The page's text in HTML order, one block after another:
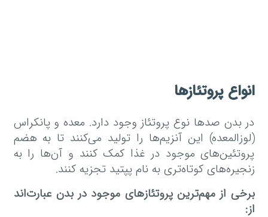
انواع پروتئازها
در بدن صدها نوع پروتئاز وجود دارد. معده و پانکراس
(لوزالمعده) این آنزیم‌ها را تولید می‌کنند تا به هضم
پروتئین‌های موجود در غذا کمک کنند و آن‌ها را به
زنجیره‌های کوتاه‌تری به نام پپتید تجزیه کنند.
برخی از مهم‌ترین پروتئازهای موجود در بدن عبارت‌اند
از: